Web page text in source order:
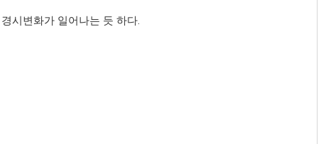
시변화가 일어나는 듯 하다.